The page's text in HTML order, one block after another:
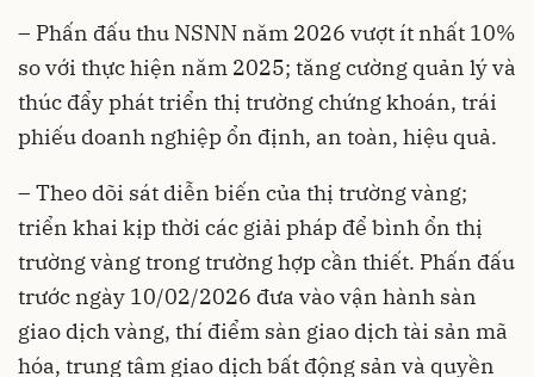
– Phấn đấu thu NSNN năm 2026 vượt ít nhất 10%
so với thực hiện năm 2025; tăng cường quản lý và
thúc đẩy phát triển thị trường chứng khoán, trái
phiếu doanh nghiệp ổn định, an toàn, hiệu quả.
– Theo dõi sát diễn biến của thị trường vàng;
triển khai kịp thời các giải pháp để bình ổn thị
trường vàng trong trường hợp cần thiết. Phấn đấu
trước ngày 10/02/2026 đưa vào vận hành sàn
giao dịch vàng, thí điểm sàn giao dịch tài sản mã
hóa, trung tâm giao dịch bất động sản và quyền